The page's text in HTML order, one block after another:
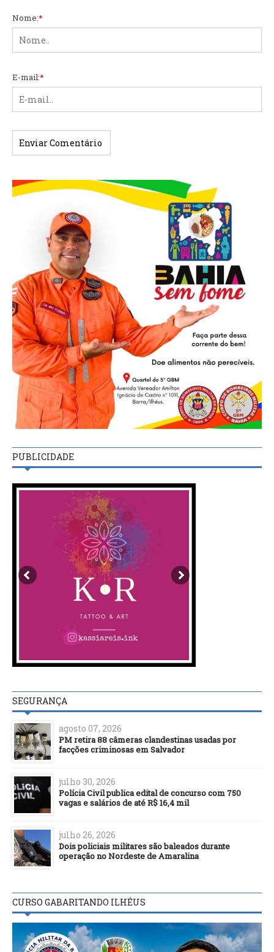
Nome:*
E-mail:*
PUBLICIDADE
SEGURANÇA
agosto 07, 2026
PM retira 88 câmeras clandestinas usadas por
facções criminosas em Salvador
julho 30, 2026
Polícia Civil publica edital de concurso com 750
vagas e salários de até R$ 16,4 mil
julho 26, 2026
Dois policiais militares são baleados durante
operação no Nordeste de Amaralina
CURSO GABARITANDO ILHÉUS